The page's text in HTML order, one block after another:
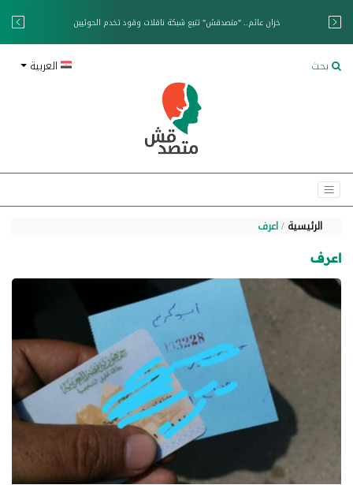
خزان عائم.. "متصدقش" تتبع شبكة ناقلات وقود تخدم الحوثيين
بحث العربية
الرئيسية اعرف
اعرف